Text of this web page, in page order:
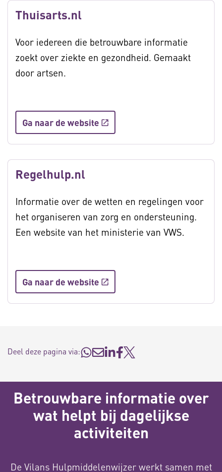
Thuisarts.nl
Voor iedereen die betrouwbare informatie
zoekt over ziekte en gezondheid. Gemaakt
door artsen.
Ga naar de website
Regelhulp.nl
Informatie over de wetten en regelingen voor
het organiseren van zorg en ondersteuning.
Een website van het ministerie van VWS.
Ga naar de website
Deel deze pagina via:
Betrouwbare informatie over
wat helpt bij dagelijkse
activiteiten
De Vilans Hulpmiddelenwijzer werkt samen met